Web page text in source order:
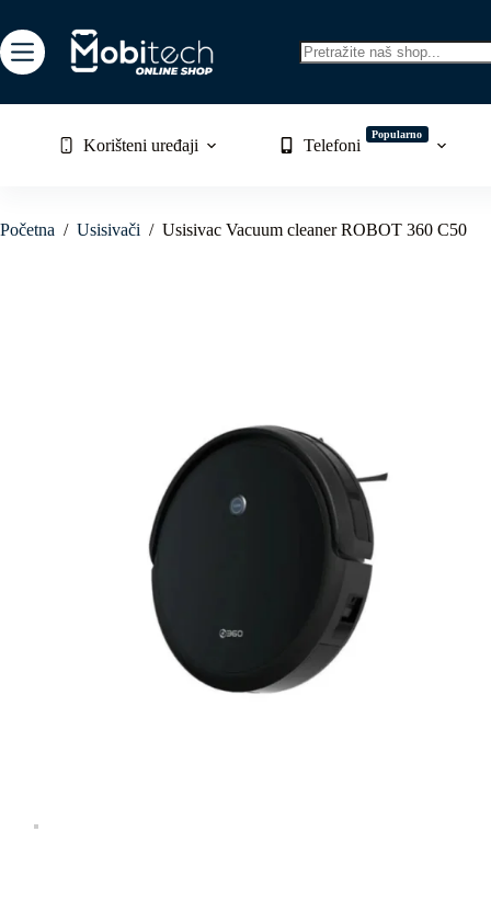
to
content
Korišteni uređaji Telefoni
Popularno
Početna / Usisivači / Usisivac Vacuum cleaner ROBOT 360 C50